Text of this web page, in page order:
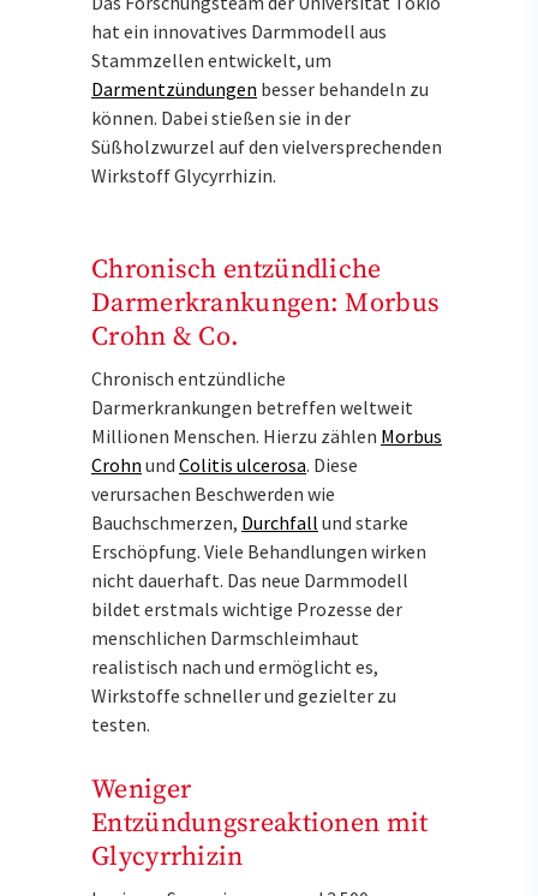
hat ein innovatives Darmmodell aus
Stammzellen entwickelt, um
Darmentzündungen besser behandeln zu
können. Dabei stießen sie in der
Süßholzwurzel auf den vielversprechenden
Wirkstoff Glycyrrhizin.
Chronisch entzündliche
Darmerkrankungen: Morbus
Crohn & Co.
Chronisch entzündliche
Darmerkrankungen betreffen weltweit
Millionen Menschen. Hierzu zählen Morbus
Crohn und Colitis ulcerosa. Diese
verursachen Beschwerden wie
Bauchschmerzen, Durchfall und starke
Erschöpfung. Viele Behandlungen wirken
nicht dauerhaft. Das neue Darmmodell
bildet erstmals wichtige Prozesse der
menschlichen Darmschleimhaut
realistisch nach und ermöglicht es,
Wirkstoffe schneller und gezielter zu
testen.
Weniger
Entzündungsreaktionen mit
Glycyrrhizin